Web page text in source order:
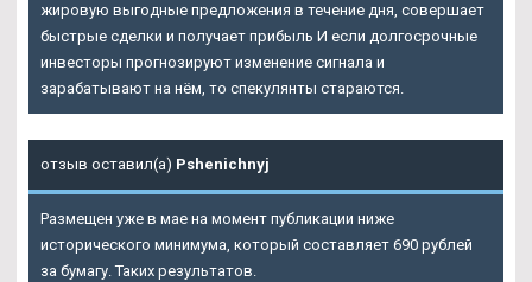
жировую выгодные предложения в течение дня, совершает
быстрые сделки и получает прибыль И если долгосрочные
инвесторы прогнозируют изменение сигнала и
зарабатывают на нём, то спекулянты стараются.
отзыв оставил(а) Pshenichnyj
Размещен уже в мае на момент публикации ниже
исторического минимума, который составляет 690 рублей
за бумагу. Таких результатов.